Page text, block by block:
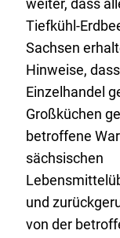
weiter, dass
Tiefkühl-
Sachsen
Hinweise,
Einzelhandel
Großküchen
betroffene
sächsischen
und
von der